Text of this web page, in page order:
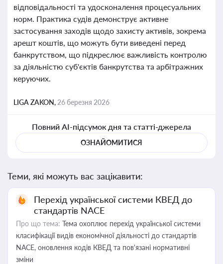
відповідальності та удосконалення процесуальних
норм. Практика судів демонструє активне
застосування заходів щодо захисту активів, зокрема
арешт коштів, що можуть бути виведені перед
банкрутством, що підкреслює важливість контролю
за діяльністю суб'єктів банкрутства та арбітражних
керуючих.
LIGA ZAKON, 26 березня 2026
Повний AI-підсумок дня та статті-джерела
ОЗНАЙОМИТИСЯ
Теми, які можуть вас зацікавити:
Перехід української системи КВЕД до
стандартів NACE
Про що тема: Тема охоплює перехід української системи
класифікації видів економічної діяльності до стандартів
NACE, оновлення кодів КВЕД та пов'язані нормативні
зміни